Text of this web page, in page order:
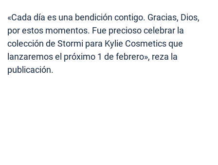
«Cada día es una bendición contigo. Gracias, Dios,
por estos momentos. Fue precioso celebrar la
colección de Stormi para Kylie Cosmetics que
lanzaremos el próximo 1 de febrero», reza la
publicación.